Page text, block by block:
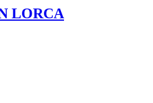
LORCA